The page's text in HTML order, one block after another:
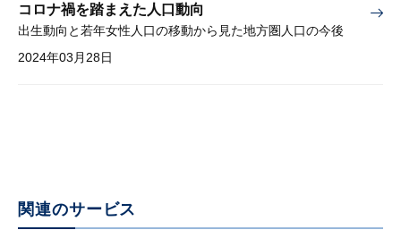
コロナ禍を踏まえた人口動向
出生動向と若年女性人口の移動から見た地方圏人口の今後
2024年03月28日
関連のサービス